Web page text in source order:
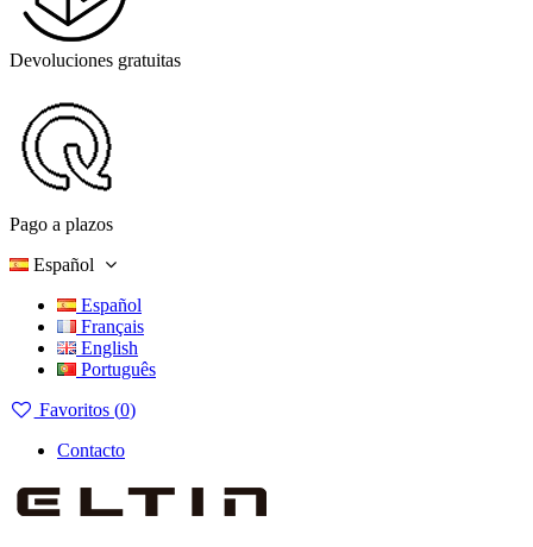
Devoluciones gratuitas
Pago a plazos
Español
Español
Français
English
Português
Favoritos (0)
Contacto